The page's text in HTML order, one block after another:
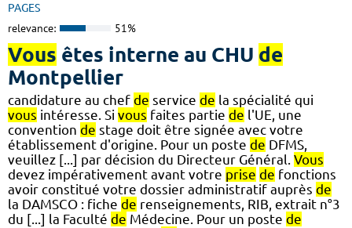
PAGES
relevance: 51%
Vous êtes interne au CHU de
Montpellier
candidature au chef de service de la spécialité qui
vous intéresse. Si vous faites partie de l'UE, une
convention de stage doit être signée avec votre
établissement d'origine. Pour un poste de DFMS,
veuillez [...] par décision du Directeur Général. Vous
devez impérativement avant votre prise de fonctions
avoir constitué votre dossier administratif auprès de
la DAMSCO : fiche de renseignements, RIB, extrait n°3
du [...] la Faculté de Médecine. Pour un poste de